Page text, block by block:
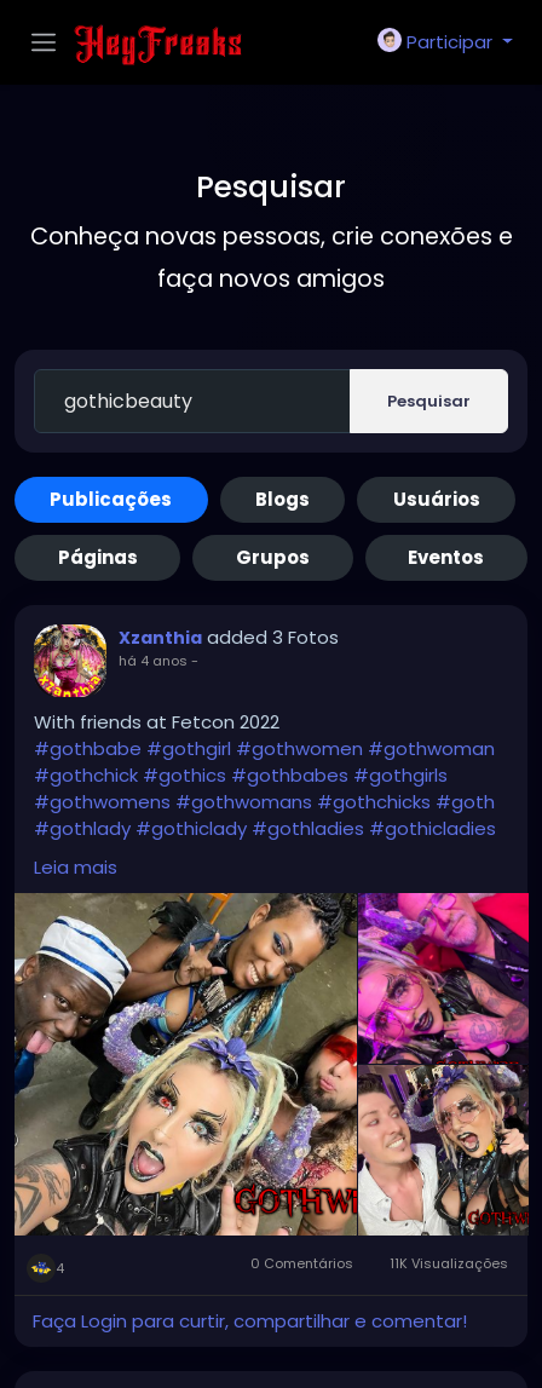
Participar
Pesquisar
Conheça novas pessoas, crie conexões e
faça novos amigos
Pesquisar
Publicações Blogs Usuários
Páginas Grupos Eventos
Xzanthia added 3 Fotos
há 4 anos -
With friends at Fetcon 2022
#gothbabe #gothgirl #gothwomen #gothwoman
#gothchick #gothics #gothbabes #gothgirls
#gothwomens #gothwomans #gothchicks #goth
#gothlady #gothiclady #gothladies #gothicladies
#gothicbabe
#gothicwoman
#gothicbeauty#beautifulgoth#beautifulgothic
#dreadheadedbabe#dreadheadz
Leia mais
4 0 Comentários 11K Visualizações
Faça Login para curtir, compartilhar e comentar!